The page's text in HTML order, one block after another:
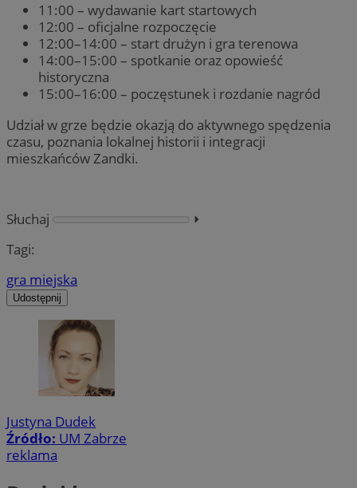
11:00 – wydawanie kart startowych
12:00 – oficjalne rozpoczęcie
12:00–14:00 – start drużyn i gra terenowa
14:00–15:00 – spotkanie oraz opowieść
historyczna
15:00–16:00 – poczęstunek i rozdanie nagród
Udział w grze będzie okazją do aktywnego spędzenia
czasu, poznania lokalnej historii i integracji
mieszkańców Zandki.
Słuchaj
⏵︎
Tagi:
gra miejska
Udostępnij
Justyna Dudek
Źródło: UM Zabrze
reklama